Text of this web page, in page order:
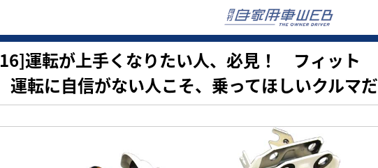
運転が上手くなりたい人、必見！ フィット
運転に自信がない人こそ、乗ってほしいクルマだ